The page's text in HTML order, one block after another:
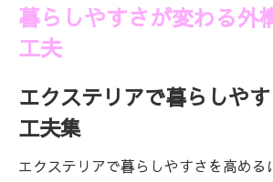
暮らしやすさが変わる外
工夫
エクステリアで暮らしや
工夫集
エクステリアで暮らしやすさを高める